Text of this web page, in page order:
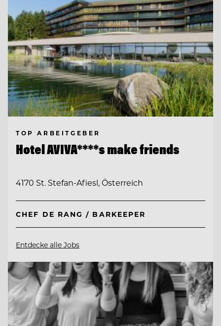
TOP ARBEITGEBER
Hotel AVIVA****s make friends
4170 St. Stefan-Afiesl, Österreich
CHEF DE RANG / BARKEEPER
Entdecke alle Jobs